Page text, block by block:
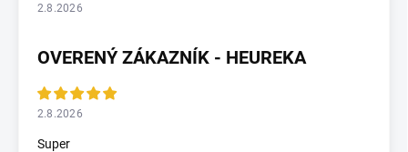
2.8.2026
OVERENÝ ZÁKAZNÍK - HEUREKA
2.8.2026
Super